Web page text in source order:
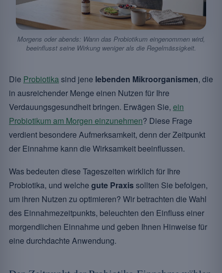
Morgens oder abends: Wann das Probiotikum eingenommen wird,
beeinflusst seine Wirkung weniger als die Regelmässigkeit.
Die Probiotikasind jene lebenden Mikroorganismen, die
in ausreichender Menge einen Nutzen für Ihre
Verdauungsgesundheit bringen. Erwägen Sie, ein
Probiotikum am Morgen einzunehmen? Diese Frage
verdient besondere Aufmerksamkeit, denn der Zeitpunkt
der Einnahme kann die Wirksamkeit beeinflussen.
Was bedeuten diese Tageszeiten wirklich für Ihre
Probiotika, und welche gute Praxissollten Sie befolgen,
um ihren Nutzen zu optimieren? Wir betrachten die Wahl
des Einnahmezeitpunkts, beleuchten den Einfluss einer
morgendlichen Einnahme und geben Ihnen Hinweise für
eine durchdachte Anwendung.